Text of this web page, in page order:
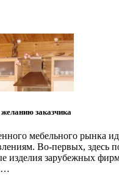
заказчика
мебельного рынка
Во-первых, здесь
изделия зарубежных